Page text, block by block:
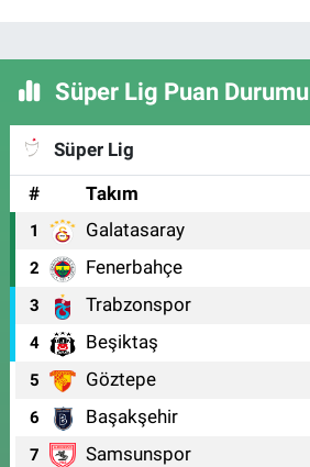
Süper Lig Puan Durumu
Süper Lig
#
Takım
1 Galatasaray
2 Fenerbahçe
3 Trabzonspor
4 Beşiktaş
5 Göztepe
6 Başakşehir
7 Samsunspor